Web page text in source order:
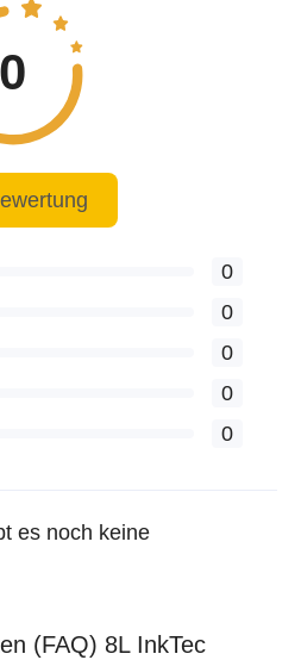
0
0
0
0
0
0
es noch keine
(FAQ) 8L InkTec